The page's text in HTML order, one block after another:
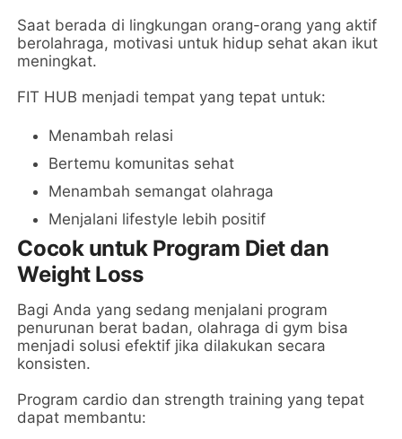
Saat berada di lingkungan orang-orang yang aktif
berolahraga, motivasi untuk hidup sehat akan ikut
meningkat.
FIT HUB menjadi tempat yang tepat untuk:
Menambah relasi
Bertemu komunitas sehat
Menambah semangat olahraga
Menjalani lifestyle lebih positif
Cocok untuk Program Diet dan
Weight Loss
Bagi Anda yang sedang menjalani program
penurunan berat badan, olahraga di gym bisa
menjadi solusi efektif jika dilakukan secara
konsisten.
Program cardio dan strength training yang tepat
dapat membantu: